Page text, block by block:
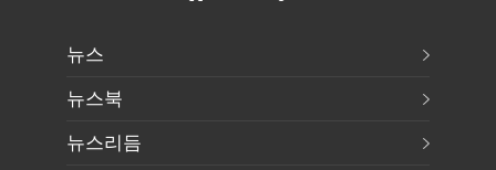
뉴스
뉴스북
뉴스리듬